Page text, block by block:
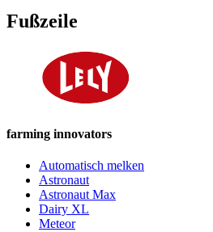
Fußzeile
farming innovators
Automatisch melken
Astronaut
Astronaut Max
Dairy XL
Meteor